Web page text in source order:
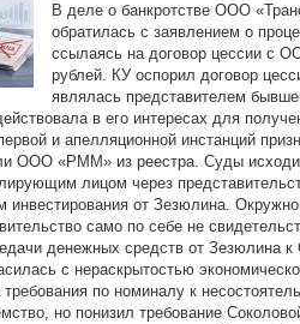
В деле о банкротстве ООО
обратилась с заявлением о
ссылаясь на договор цессии с
рублей. КУ оспорил договор
являлась представителем
в его интересах для
и апелляционной инстанций
ООО «РММ» из реестра. Суды
лицом через
инвестирования от Зезюлина.
само по себе не
денежных средств от Зезюлина
с нераскрытостью
требования по номиналу к
но понизил требование